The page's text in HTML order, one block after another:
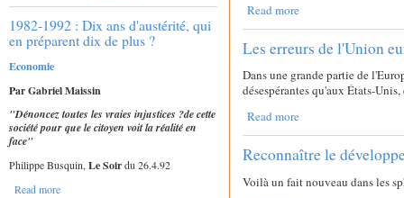
1982-1992 : Dix ans d'austérité, qui
en préparent dix de plus ?
Economie
Par Gabriel Maissin
"Dénoncez toutes les vraies injustices ?de cette
société pour que le citoyen voit la réalité en
face"
Philippe Busquin,Le Soirdu 26.4.92
Read more
Read more
Les erreurs de l'Union
Dans une grande partie de
désespérantes qu'aux États-
Read more
Reconnaître le
Voilà un fait nouveau dans les